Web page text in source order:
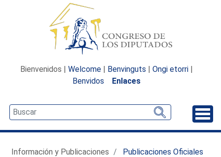
Bienvenidos | Welcome | Benvinguts | Ongi etorri |
Benvidos
Enlaces
Información y Publicaciones
Publicaciones Oficiales